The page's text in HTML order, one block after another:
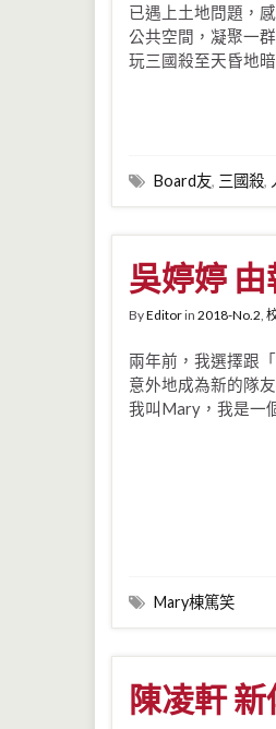
已遇上土地問題，
公共空間，凝聚一
玩三國殺至天昏地
Board友, 三國殺,
吳婷婷
ByEditorin 2018-No.2
兩年前，我選擇跟
意外地成為新的隊
我叫Mary，我是一
Mary棟篤笑
陳凌軒